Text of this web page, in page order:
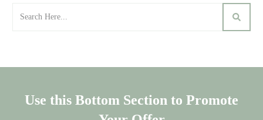
Use this Bottom Section to Promote